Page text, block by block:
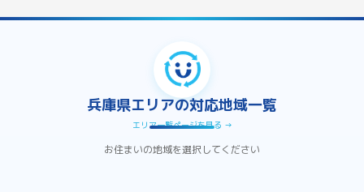
兵庫県エリアの対応地域一覧
エリア一覧ページを見る →
お住まいの地域を選択してください